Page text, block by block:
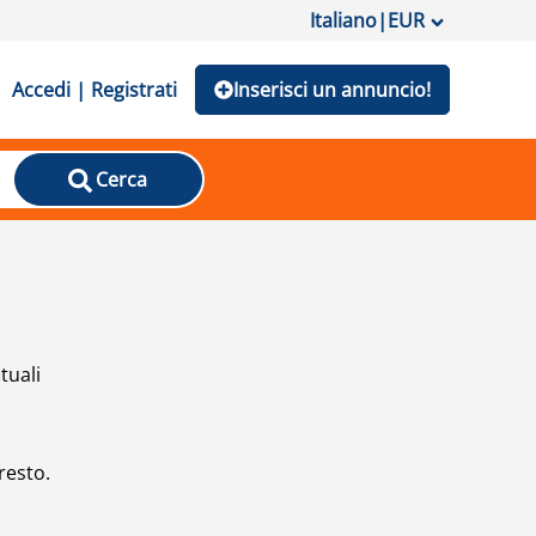
Italiano|EUR
Accedi | Registrati Inserisci un annuncio!
Cerca